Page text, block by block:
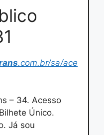
.com.br/sa/ace
– 34. Acesso
Único.
Já sou